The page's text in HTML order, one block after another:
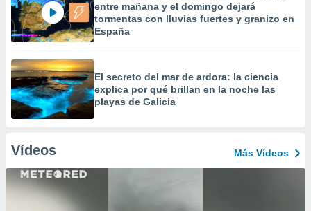
entre mañana y el domingo dejará
tormentas con lluvias fuertes y granizo en
España
El secreto del mar de ardora: la ciencia
explica por qué brillan en la noche las
playas de Galicia
Vídeos Más Vídeos